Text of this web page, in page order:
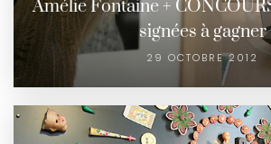
Amélie Fontaine +
signées à gagner
29 OCTOBRE 2012